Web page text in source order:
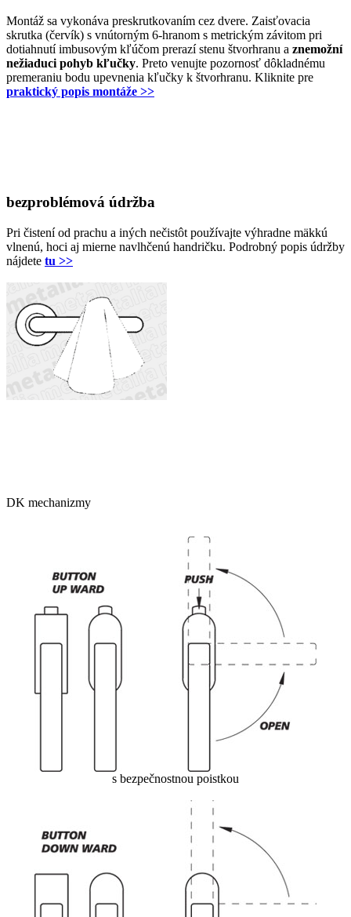
Montáž sa vykonáva preskrutkovaním cez dvere. Zaisťovacia
skrutka (červík) s vnútorným 6-hranom s metrickým závitom pri
dotiahnutí imbusovým kľúčom prerazí stenu štvorhranu a znemožní
nežiaduci pohyb kľučky. Preto venujte pozornosť dôkladnému
premeraniu bodu upevnenia kľučky k štvorhranu. Kliknite pre
praktický popis montáže >>
bezproblémová údržba
Pri čistení od prachu a iných nečistôt používajte výhradne mäkkú
vlnenú, hoci aj mierne navlhčenú handričku. Podrobný popis údržby
nájdete tu >>
DK mechanizmy
s bezpečnostnou poistkou